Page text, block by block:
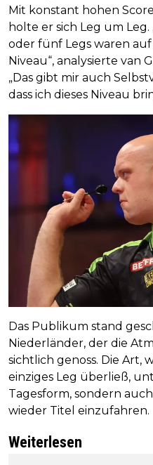
Mit konstant hohen
holte er sich Leg um
oder fünf Legs waren
Niveau“, analysierte van
„Das gibt mir auch
dass ich dieses Niveau
Das Publikum stand
Niederländer, der die
sichtlich genoss. Die Art,
einziges Leg überließ,
Tagesform, sondern
wieder Titel einzufahren.
Weiterlesen